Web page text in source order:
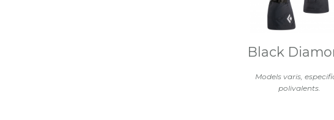
Models varis,
polivalents.
Black